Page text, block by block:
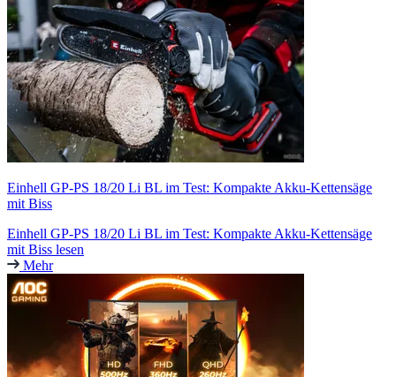
Einhell GP-PS 18/20 Li BL im Test: Kompakte Akku-Kettensäge
mit Biss
Einhell GP-PS 18/20 Li BL im Test: Kompakte Akku-Kettensäge
mit Biss lesen
Mehr